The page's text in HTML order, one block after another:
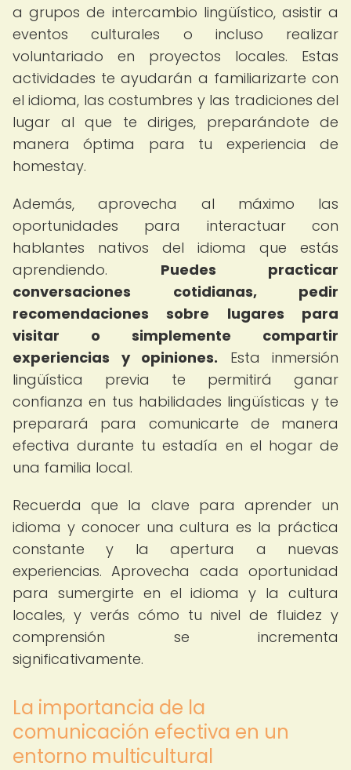
a grupos de intercambio lingüístico, asistir a
eventos culturales o incluso realizar
voluntariado en proyectos locales. Estas
actividades te ayudarán a familiarizarte con
el idioma, las costumbres y las tradiciones del
lugar al que te diriges, preparándote de
manera óptima para tu experiencia de
homestay.
Además, aprovecha al máximo las
oportunidades para interactuar con
hablantes nativos del idioma que estás
aprendiendo. Puedes practicar
conversaciones cotidianas, pedir
recomendaciones sobre lugares para
visitar o simplemente compartir
experiencias y opiniones. Esta inmersión
lingüística previa te permitirá ganar
confianza en tus habilidades lingüísticas y te
preparará para comunicarte de manera
efectiva durante tu estadía en el hogar de
una familia local.
Recuerda que la clave para aprender un
idioma y conocer una cultura es la práctica
constante y la apertura a nuevas
experiencias. Aprovecha cada oportunidad
para sumergirte en el idioma y la cultura
locales, y verás cómo tu nivel de fluidez y
comprensión se incrementa
significativamente.
La importancia de la
comunicación efectiva en un
entorno multicultural